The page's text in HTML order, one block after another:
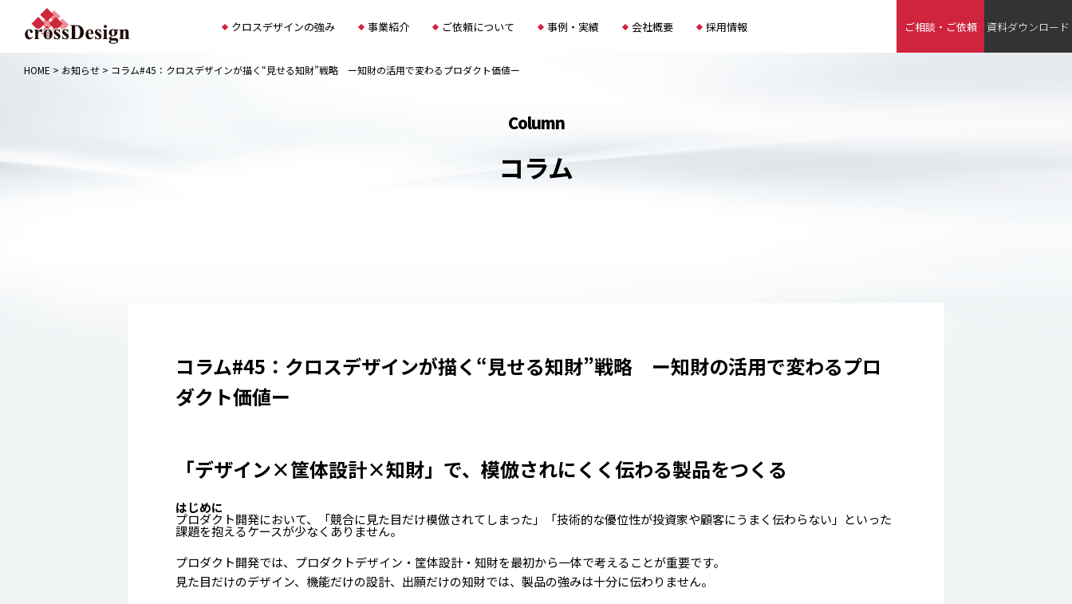
クロスデザインの強み 事業紹介 ご依頼について 事例・実績 会社概要 採用情報 ご相談・ご依頼 資料ダウンロード
HOME > お知らせ > コラム#45：クロスデザインが描く“見せる知財”戦略 ー知財の活用で変わるプロダクト価値ー
column
コラム
コラム#45：クロスデザインが描く“見せる知財”戦略 ー知財の活用で変わるプロ
ダクト価値ー
「デザイン×筐体設計×知財」で、模倣されにくく伝わる製品をつくる
はじめに
プロダクト開発において、「競合に見た目だけ模倣されてしまった」「技術的な優位性が投資家や顧客にうまく伝わらない」といった
課題を抱えるケースが少なくありません。
プロダクト開発では、プロダクトデザイン・筐体設計・知財を最初から一体で考えることが重要です。
見た目だけのデザイン、機能だけの設計、出願だけの知財では、製品の強みは十分に伝わりません。